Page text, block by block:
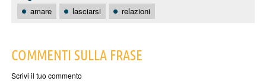
amare lasciarsi relazioni
COMMENTI SULLA FRASE
Scrivi il tuo commento